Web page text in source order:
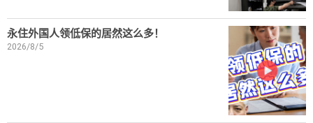
永住外国人领低保的居然这么多！
2026/8/5